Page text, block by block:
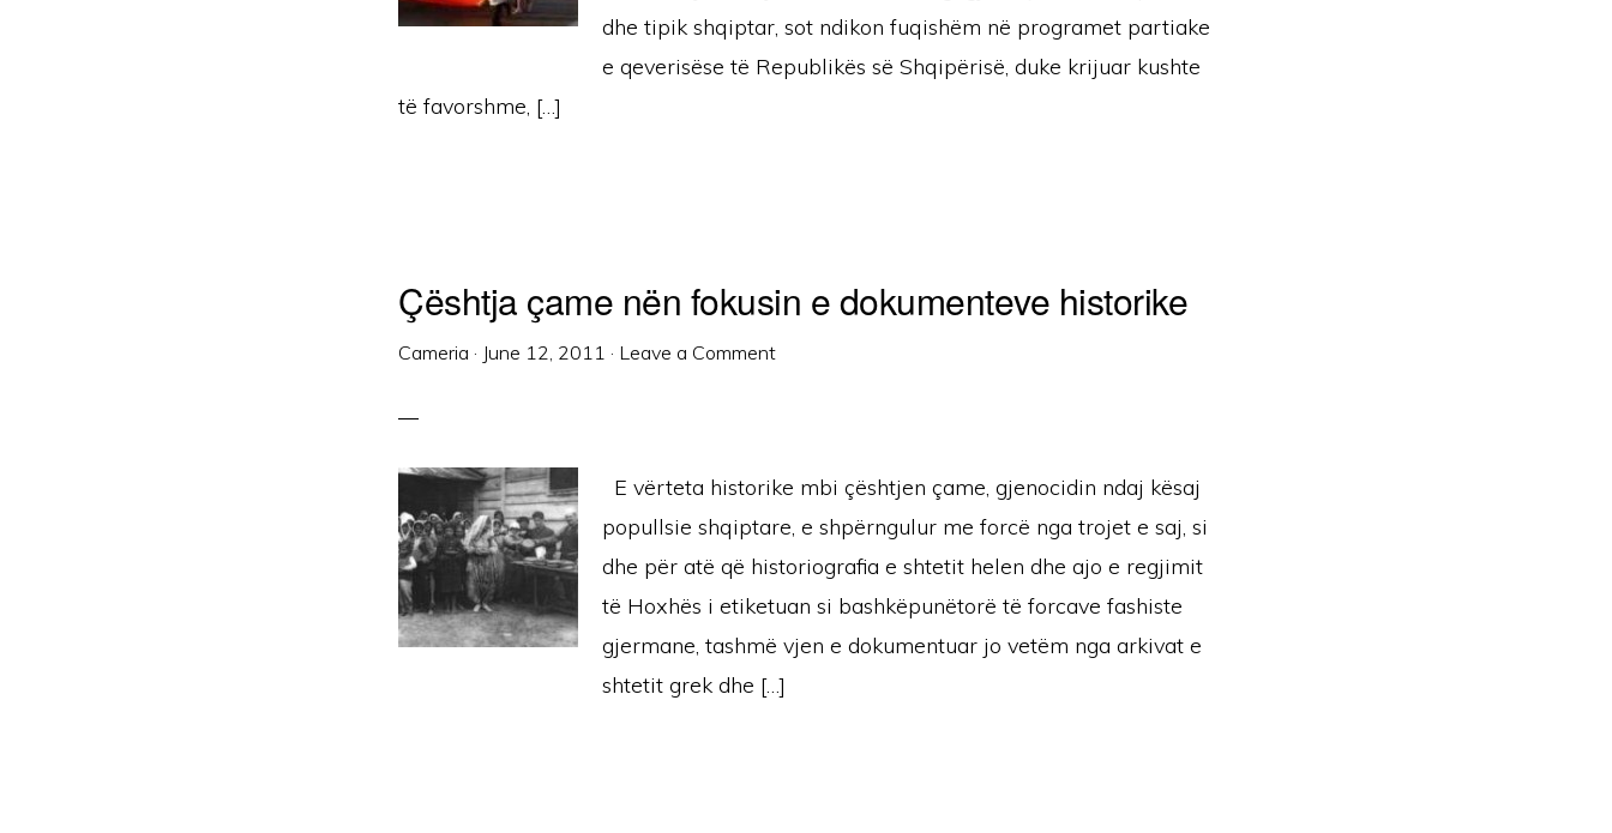
dhe tipik shqiptar, sot ndikon fuqishëm në programet partiake
e qeverisëse të Republikës së Shqipërisë, duke krijuar kushte
të favorshme, […]
Çështja çame nën fokusin e dokumenteve historike
Cameria · June 12, 2011 · Leave a Comment
E vërteta historike mbi çështjen çame, gjenocidin ndaj kësaj
popullsie shqiptare, e shpërngulur me forcë nga trojet e saj, si
dhe për atë që historiografia e shtetit helen dhe ajo e regjimit
të Hoxhës i etiketuan si bashkëpunëtorë të forcave fashiste
gjermane, tashmë vjen e dokumentuar jo vetëm nga arkivat e
shtetit grek dhe […]